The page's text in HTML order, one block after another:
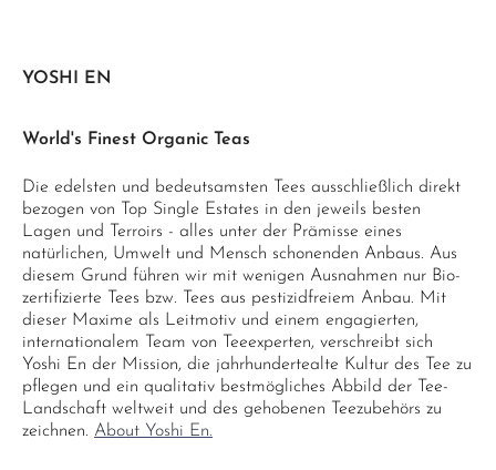
YOSHI EN
World's Finest Organic Teas
Die edelsten und bedeutsamsten Tees ausschließlich direkt
bezogen von Top Single Estates in den jeweils besten
Lagen und Terroirs - alles unter der Prämisse eines
natürlichen, Umwelt und Mensch schonenden Anbaus. Aus
diesem Grund führen wir mit wenigen Ausnahmen nur Bio-
zertifizierte Tees bzw. Tees aus pestizidfreiem Anbau. Mit
dieser Maxime als Leitmotiv und einem engagierten,
internationalem Team von Teeexperten, verschreibt sich
Yoshi En der Mission, die jahrhundertealte Kultur des Tee zu
pflegen und ein qualitativ bestmögliches Abbild der Tee-
Landschaft weltweit und des gehobenen Teezubehörs zu
zeichnen. About Yoshi En.